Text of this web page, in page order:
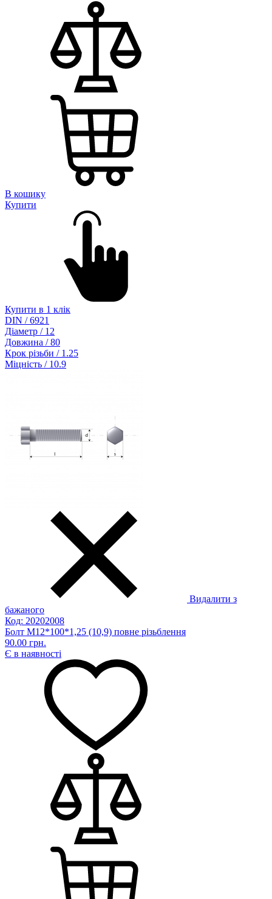
В кошику
Купити
Купити в 1 клік
DIN / 6921
Діаметр / 12
Довжина / 80
Крок різьби / 1.25
Міцність / 10.9
Видалити з
бажаного
Код: 20202008
Болт М12*100*1,25 (10,9) повне різьблення
90.00 грн.
Є в наявності